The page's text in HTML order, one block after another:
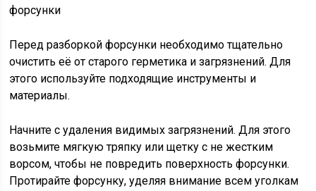
Перед разборкой форсунки необходимо тщательно
очистить её от старого герметика и загрязнений. Для
этого используйте подходящие инструменты и
материалы.
Начните с удаления видимых загрязнений. Для этого
возьмите мягкую тряпку или щетку с не жестким
ворсом, чтобы не повредить поверхность форсунки.
Протирайте форсунку, уделяя внимание всем уголкам